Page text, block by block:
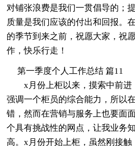
对铺张浪费是我们一贯倡导的；
质量是我们应该的付出和回报。
的季节到来之前，祝愿大家，祝
作，快乐行走！
第一季度个人工作总结 篇11
x月份上柜以来，摸索中前进
强调一个柜员的综合能力，所以
错，然而在营销与服务上也要面
个具有挑战性的网点，让我业务
高。x月份开始上柜，虽然刚接